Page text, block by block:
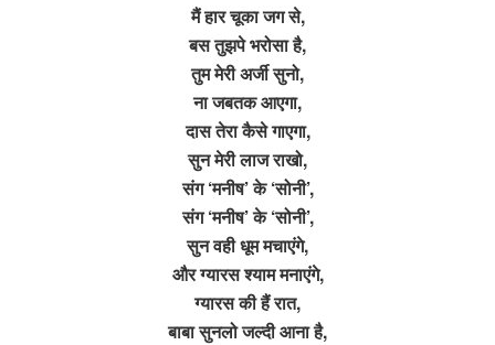
मैं हार चूका जग से,
बस तुझपे भरोसा है,
तुम मेरी अर्जी सुनो,
ना जबतक आएगा,
दास तेरा कैसे गाएगा,
सुन मेरी लाज राखो,
संग ‘मनीष’ के ‘सोनी’,
संग ‘मनीष’ के ‘सोनी’,
सुन वही धूम मचाएंगे,
और ग्यारस श्याम मनाएंगे,
ग्यारस की हैं रात,
बाबा सुनलो जल्दी आना है,